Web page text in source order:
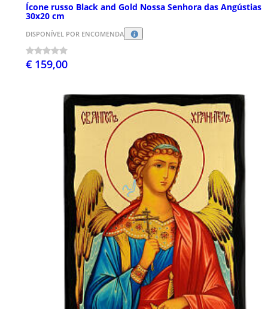
Ícone russo Black and Gold Nossa Senhora das Angústias
30x20 cm
DISPONÍVEL POR ENCOMENDA
€ 159,00